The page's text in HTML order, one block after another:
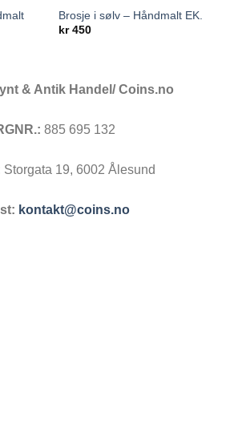
Add to
Add to
Brosje i sølv – Håndmalt EK.
kr450
& Antik Handel/ Coins.no
885 695 132
Storgata 19, 6002 Ålesund
kontakt@coins.no